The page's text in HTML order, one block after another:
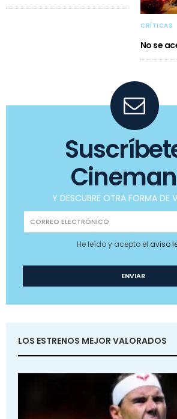
CRÍTICAS
No se
Y DESCUBRE OTRA FORMA DE
He leído y acepto el aviso
LOS ESTRENOS MEJOR VALORADOS